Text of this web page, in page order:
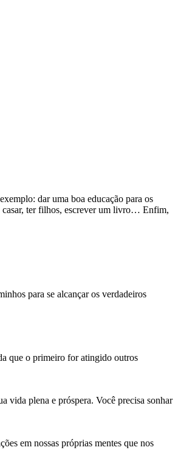
dar uma boa educação para os
casar, ter filhos, escrever um livro… Enfim,
para se alcançar os verdadeiros
que o primeiro for atingido outros
vida plena e próspera. Você precisa sonhar
em nossas próprias mentes que nos